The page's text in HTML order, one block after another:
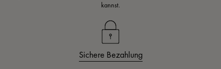
kannst.
Sichere Bezahlung